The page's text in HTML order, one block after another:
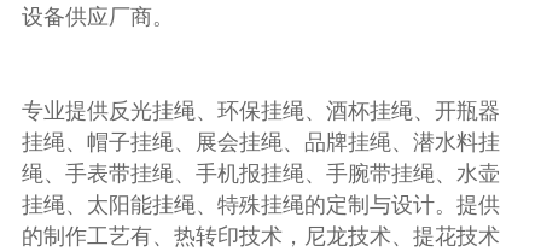
设备供应厂商。
专业提供反光挂绳、环保挂绳、酒杯挂绳、开瓶器
挂绳、帽子挂绳、展会挂绳、品牌挂绳、潜水料挂
绳、手表带挂绳、手机报挂绳、手腕带挂绳、水壶
挂绳、太阳能挂绳、特殊挂绳的定制与设计。提供
的制作工艺有、热转印技术，尼龙技术、提花技术